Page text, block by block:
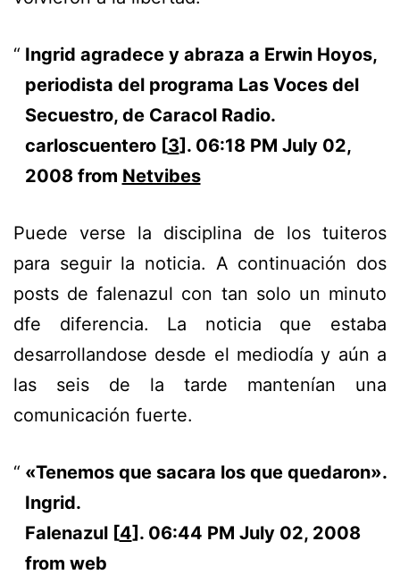
Ingrid agradece y abraza a Erwin Hoyos,
periodista del programa Las Voces del
Secuestro, de Caracol Radio.
carloscuentero [3].06:18 PM July 02,
2008 from Netvibes
Puede verse la disciplina de los tuiteros
para seguir la noticia. A continuación dos
posts de falenazul con tan solo un minuto
dfe diferencia. La noticia que estaba
desarrollandose desde el mediodía y aún a
las seis de la tarde mantenían una
comunicación fuerte.
«Tenemos que sacara los que quedaron».
Ingrid.
Falenazul [4]. 06:44 PM July 02, 2008
from web